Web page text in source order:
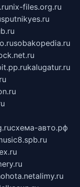
nix-files.org.ru
sputnikyes.ru
sobakopedia.ru
kalugatur.ru
схема-авто.рф
alimy.ru